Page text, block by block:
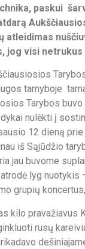
paskui
atleidimas
jog visi
tarnyboje
Tarybos
nulėkti į
12 dieną
iš Sąjūdžio
jau buvome
lyg
grupių
kilo pravažiavus
rusų